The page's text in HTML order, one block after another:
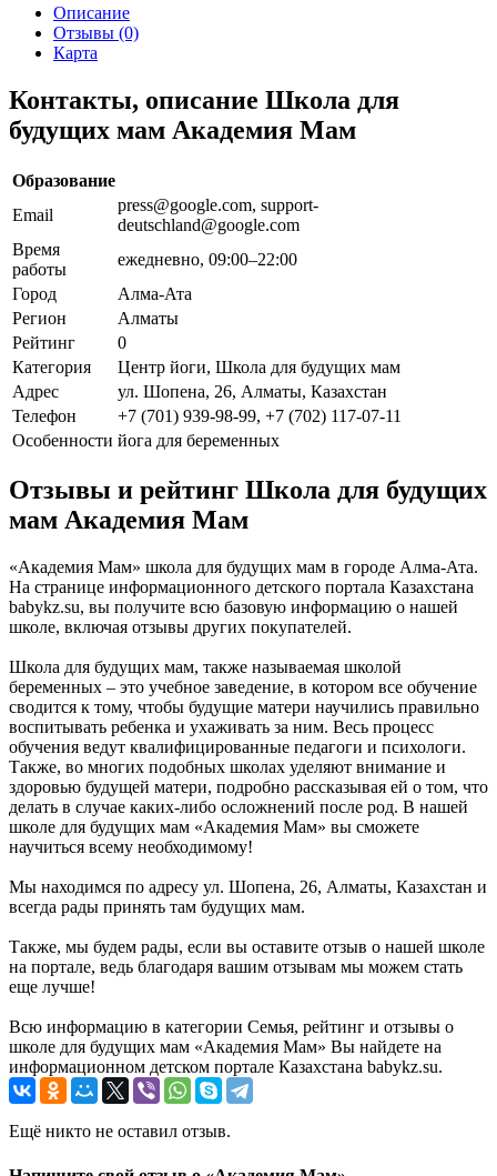
Описание
Отзывы (0)
Карта
Контакты, описание Школа для
будущих мам Академия Мам
Образование
Email
press@google.com, support-
deutschland@google.com
Время
работы
ежедневно, 09:00–22:00
Город
Алма-Ата
Регион
Алматы
Рейтинг
0
Категория
Центр йоги, Школа для будущих мам
Адрес
ул. Шопена, 26, Алматы, Казахстан
Телефон
+7 (701) 939-98-99, +7 (702) 117-07-11
Особенности йога для беременных
Отзывы и рейтинг Школа для будущих
мам Академия Мам
«Академия Мам» школа для будущих мам в городе Алма-Ата.
На странице информационного детского портала Казахстана
babykz.su, вы получите всю базовую информацию о нашей
школе, включая отзывы других покупателей.
Школа для будущих мам, также называемая школой
беременных – это учебное заведение, в котором все обучение
сводится к тому, чтобы будущие матери научились правильно
воспитывать ребенка и ухаживать за ним. Весь процесс
обучения ведут квалифицированные педагоги и психологи.
Также, во многих подобных школах уделяют внимание и
здоровью будущей матери, подробно рассказывая ей о том, что
делать в случае каких-либо осложнений после род. В нашей
школе для будущих мам «Академия Мам» вы сможете
научиться всему необходимому!
Мы находимся по адресу ул. Шопена, 26, Алматы, Казахстан и
всегда рады принять там будущих мам.
Также, мы будем рады, если вы оставите отзыв о нашей школе
на портале, ведь благодаря вашим отзывам мы можем стать
еще лучше!
Всю информацию в категории Семья, рейтинг и отзывы о
школе для будущих мам «Академия Мам» Вы найдете на
информационном детском портале Казахстана babykz.su.
Ещё никто не оставил отзыв.